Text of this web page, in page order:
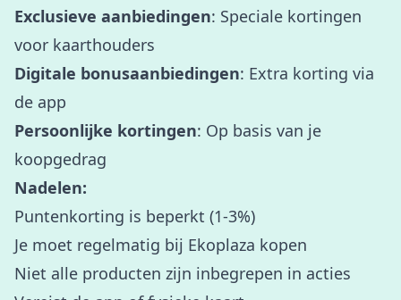
Exclusieve aanbiedingen: Speciale kortingen
voor kaarthouders
Digitale bonusaanbiedingen: Extra korting via
de app
Persoonlijke kortingen: Op basis van je
koopgedrag
Nadelen:
Puntenkorting is beperkt (1-3%)
Je moet regelmatig bij Ekoplaza kopen
Niet alle producten zijn inbegrepen in acties